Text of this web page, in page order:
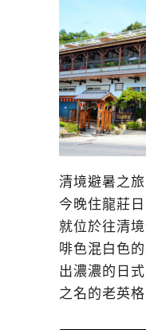
清境避暑之
今晚住龍莊
就位於往清
啡色混白色
出濃濃的日
之名的老英